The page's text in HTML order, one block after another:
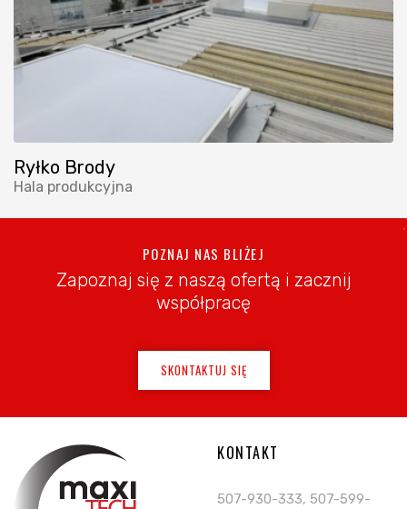
Ryłko Brody
Hala produkcyjna
POZNAJ NAS BLIŻEJ
Zapoznaj się z naszą ofertą i zacznij
współpracę
SKONTAKTUJ SIĘ
KONTAKT
507-930-333, 507-599-